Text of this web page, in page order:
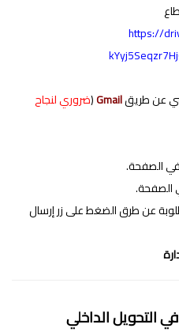
https://
Gmail
(ضروري لنجاح
عن طرق الضغط على زر إرسال
التحويل الداخلي